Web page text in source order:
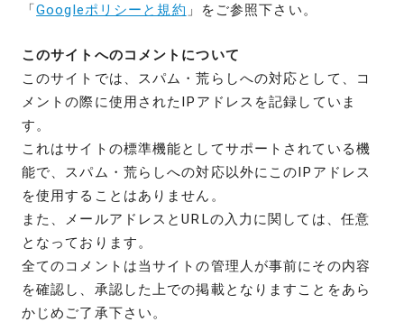
「Googleポリシーと規約 」をご参照下さい。
このサイトへのコメントについて
このサイトでは、スパム・荒らしへの対応として、コ
メントの際に使用されたIPアドレスを記録していま
す。
これはサイトの標準機能としてサポートされている機
能で、スパム・荒らしへの対応以外にこのIPアドレス
を使用することはありません。
また、メールアドレスとURLの入力に関しては、任意
となっております。
全てのコメントは当サイトの管理人が事前にその内容
を確認し、承認した上での掲載となりますことをあら
かじめご了承下さい。